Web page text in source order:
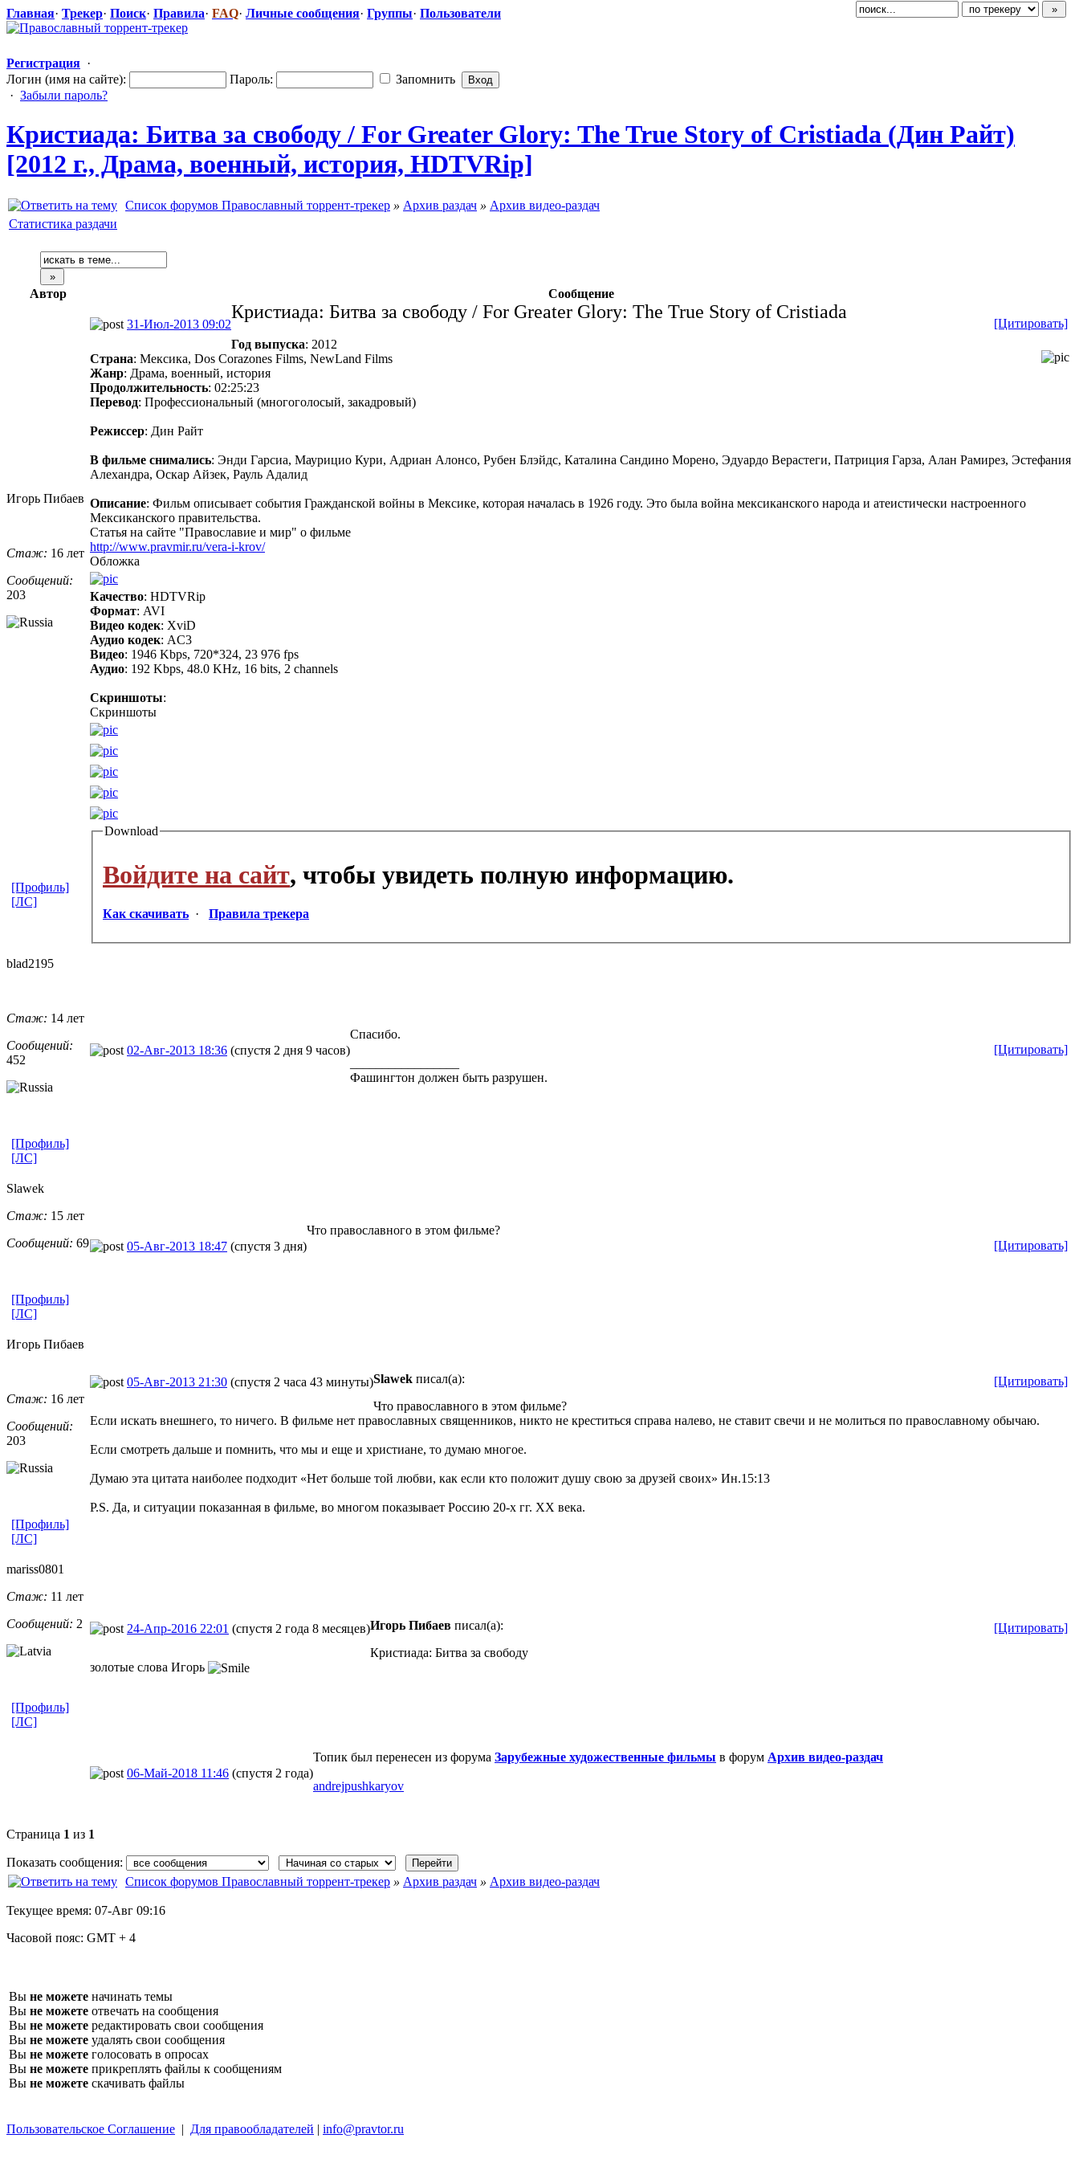
Главная· Трекер· Поиск· Правила· FAQ· Личные сообщения· Группы· Пользователи
Регистрация ·
Логин (имя на сайте):
Пароль:
Запомнить
· Забыли пароль?
Кристиада: Битва за свободу / For Greater Glory: The True Story of Cristiada (Дин Райт)
[2012 г., Драма, военный, история, HDTVRip]
Список форумов Православный торрент-трекер » Архив раздач » Архив видео-раздач
Статистика раздачи
Автор Сообщение
Игорь Пибаев
Стаж: 16 лет
Сообщений:
203
31-Июл-2013 09:02 [Цитировать]
Кристиада: Битва за свободу / For Greater Glory: The True Story of Cristiada
Год выпуска: 2012
Страна: Мексика, Dos Corazones Films, NewLand Films
Жанр: Драма, военный, история
Продолжительность: 02:25:23
Перевод: Профессиональный (многоголосый, закадровый)
Режиссер: Дин Райт
В фильме снимались: Энди Гарсиа, Маурицио Кури, Адриан Алонсо, Рубен Блэйдс, Каталина Сандино Морено, Эдуардо Верастеги, Патриция Гарза, Алан Рамирез, Эстефания
Алехандра, Оскар Айзек, Рауль Адалид
Описание: Фильм описывает события Гражданской войны в Мексике, которая началась в 1926 году. Это была война мексиканского народа и атеистически настроенного
Мексиканского правительства.
Статья на сайте "Православие и мир" о фильме
http://www.pravmir.ru/vera-i-krov/
Обложка
Качество: HDTVRip
Формат: AVI
Видео кодек: XviD
Аудио кодек: AC3
Видео: 1946 Kbps, 720*324, 23 976 fps
Аудио: 192 Kbps, 48.0 KHz, 16 bits, 2 channels
Скриншоты:
Скриншоты
Download
Войдите на сайт, чтобы увидеть полную информацию.
Как скачивать · Правила трекера
[Профиль]
[ЛС]
blad2195
Стаж: 14 лет
Сообщений:
452
02-Авг-2013 18:36 (спустя 2 дня 9 часов) [Цитировать]
Спасибо.
Фашингтон должен быть разрушен.
[Профиль]
[ЛС]
Slawek
Стаж: 15 лет
Сообщений: 69 05-Авг-2013 18:47 (спустя 3 дня) [Цитировать]
Что православного в этом фильме?
[Профиль]
[ЛС]
Игорь Пибаев
Стаж: 16 лет
Сообщений:
203
05-Авг-2013 21:30 (спустя 2 часа 43 минуты) [Цитировать]
Slawek писал(а):
Что православного в этом фильме?
Если искать внешнего, то ничего. В фильме нет православных священников, никто не креститься справа налево, не ставит свечи и не молиться по православному обычаю.
Если смотреть дальше и помнить, что мы и еще и христиане, то думаю многое.
Думаю эта цитата наиболее подходит «Нет больше той любви, как если кто положит душу свою за друзей своих» Ин.15:13
P.S. Да, и ситуации показанная в фильме, во многом показывает Россию 20-х гг. XX века.
[Профиль]
[ЛС]
mariss0801
Стаж: 11 лет
Сообщений: 2 24-Апр-2016 22:01 (спустя 2 года 8 месяцев) [Цитировать]
Игорь Пибаев писал(а):
Кристиада: Битва за свободу
золотые слова Игорь
[Профиль]
[ЛС]
06-Май-2018 11:46 (спустя 2 года)
Топик был перенесен из форума Зарубежные художественные фильмы в форум Архив видео-раздач
andrejpushkaryov
Страница 1 из 1
Показать сообщения:
Список форумов Православный торрент-трекер » Архив раздач » Архив видео-раздач
Текущее время: 07-Авг 09:16
Часовой пояс: GMT + 4
Вы не можете начинать темы
Вы не можете отвечать на сообщения
Вы не можете редактировать свои сообщения
Вы не можете удалять свои сообщения
Вы не можете голосовать в опросах
Вы не можете прикреплять файлы к сообщениям
Вы не можете скачивать файлы
Пользовательское Соглашение | Для правообладателей | info@pravtor.ru